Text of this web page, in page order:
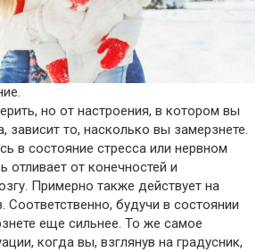
но от настроения, в котором вы
зависит то, насколько вы замерзнете.
в состояние стресса или нервном
отливает от конечностей и
Примерно также действует на
Соответственно, будучи в состоянии
еще сильнее. То же самое
когда вы, взглянув на градусник,